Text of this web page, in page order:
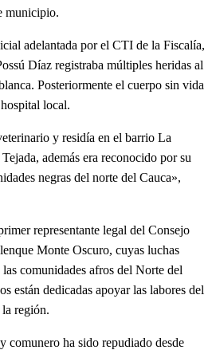
municipio.
adelantada por el CTI de la Fiscalía,
Díaz registraba múltiples heridas al
Posteriormente el cuerpo sin vida
local.
y residía en el barrio La
además era reconocido por su
negras del norte del Cauca»,
representante legal del Consejo
Monte Oscuro, cuyas luchas
comunidades afros del Norte del
están dedicadas apoyar las labores del
región.
comunero ha sido repudiado desde